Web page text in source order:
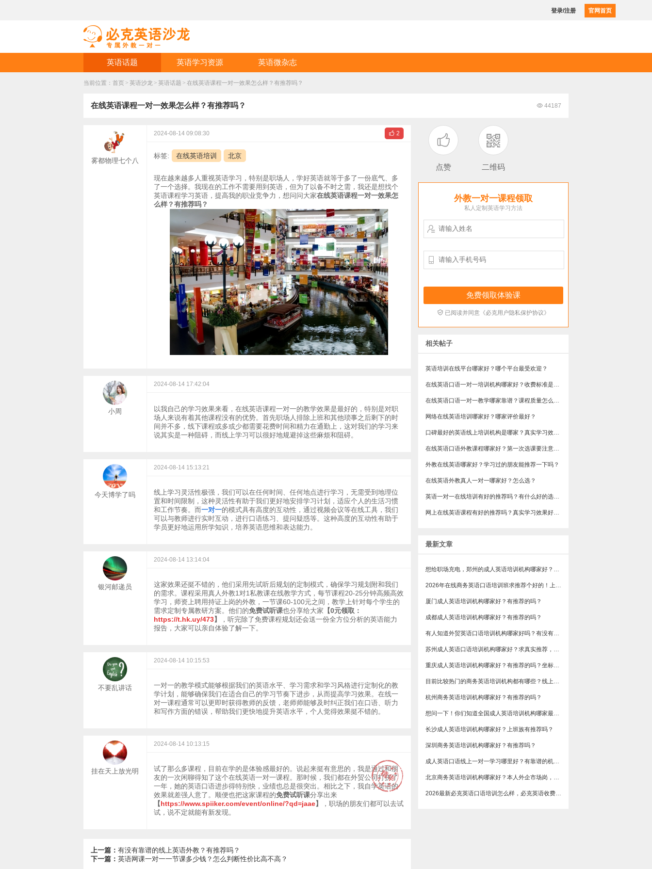
登录/注册 官网首页
英语话题 英语学习资源 英语微杂志
当前位置： 首页 > 英语沙龙 > 英语话题 > 在线英语课程一对一效果怎么样？有推荐吗？
 44187
在线英语课程一对一效果怎么样？有推荐吗？

点赞 二维码
外教一对一课程领取
私人定制英语学习方法


 已阅读并同意《必克用户隐私保护协议》
相关帖子
英语培训在线平台哪家好？哪个平台最受欢迎？
在线英语口语一对一培训机构哪家好？收费标准是多少？
在线英语口语一对一教学哪家靠谱？课程质量怎么样？效果好吗？
​网络在线英语培训哪家好？哪家评价最好？
​口碑最好的英语线上培训机构是哪家？真实学习效果怎么样？
在线英语口语外教课程哪家好？第一次选课要注意什么嘛？
外教在线英语哪家好？学习过的朋友能推荐一下吗？
​在线英语外教真人一对一哪家好？怎么选？
​英语一对一在线培训有好的推荐吗？有什么好的选择建议？
网上在线英语课程有好的推荐吗？真实学习效果好不好？
最新文章
想给职场充电，郑州的成人英语培训机构哪家好？求真实体验，广告勿扰，感谢！
2026年在线商务英语口语培训班求推荐个好的！上班族急需，哪家好？
厦门成人英语培训机构哪家好？有推荐的吗？
成都成人英语培训机构哪家好？有推荐的吗？
有人知道外贸英语口语培训机构哪家好吗？有没有排行榜参考一下？最好说下费用
苏州成人英语口语培训机构哪家好？求真实推荐，广告勿扰，谢谢！
重庆成人英语培训机构哪家好？有推荐的吗？坐标重庆，目前在解放碑一家外贸公司做跟单
目前比较热门的商务英语培训机构都有哪些？线上好吗？还是线下呢？
杭州商务英语培训机构哪家好？有推荐的吗？
想问一下！你们知道全国成人英语培训机构哪家最好吗？收费多少呢？
长沙成人英语培训机构哪家好？上班族有推荐吗？
深圳商务英语培训机构哪家好？有推荐吗？
成人英语口语线上一对一学习哪里好？有靠谱的机构可以推荐吗？
​北京商务英语培训机构哪家好？本人外企市场岗，急需提升谈判和汇报口语，求真实体验分享，广告勿扰，谢谢
2026最新必克英语口语培训怎么样，必克英语收费价格多少？
雾都物理七个八
 2
2024-08-14 09:08:30
标签: 在线英语培训 北京
现在越来越多人重视英语学习，特别是职场人，学好英语就等于多了一份底气、多
了一个选择。我现在的工作不需要用到英语，但为了以备不时之需，我还是想找个
英语课程学习英语，提高我的职业竞争力，想问问大家在线英语课程一对一效果怎
么样？有推荐吗？
小周
2024-08-14 17:42:04
以我自己的学习效果来看，在线英语课程一对一的教学效果是最好的，特别是对职
场人来说有着其他课程没有的优势。首先职场人排除上班和其他琐事之后剩下的时
间并不多，线下课程或多或少都需要花费时间和精力在通勤上，这对我们的学习来
说其实是一种阻碍，而线上学习可以很好地规避掉这些麻烦和阻碍。
今天博学了吗
2024-08-14 15:13:21
线上学习灵活性极强，我们可以在任何时间、任何地点进行学习，无需受到地理位
置和时间限制，这种灵活性有助于我们更好地安排学习计划，适应个人的生活习惯
和工作节奏。而一对一的模式具有高度的互动性，通过视频会议等在线工具，我们
可以与教师进行实时互动，进行口语练习、提问疑惑等。这种高度的互动性有助于
学员更好地运用所学知识，培养英语思维和表达能力。
银河邮递员
2024-08-14 13:14:04
这家效果还挺不错的，他们采用先试听后规划的定制模式，确保学习规划附和我们
的需求。课程采用真人外教1对1私教课在线教学方式，每节课程20-25分钟高频高效
学习，师资上聘用持证上岗的外教，一节课60-100元之间，教学上针对每个学生的
需求定制专属教研方案。他们的免费试听课也分享给大家 【0元领取：
https://t.hk.uy/473】
，听完除了免费课程规划还会送一份全方位分析的英语能力
报告，大家可以亲自体验了解一下。
不要乱讲话
2024-08-14 10:15:53
一对一的教学模式能够根据我们的英语水平、学习需求和学习风格进行定制化的教
学计划，能够确保我们在适合自己的学习节奏下进步，从而提高学习效果。在线一
对一课程通常可以更即时获得教师的反馈，老师师能够及时纠正我们在口语、听力
和写作方面的错误，帮助我们更快地提升英语水平，个人觉得效果挺不错的。
挂在天上放光明
2024-08-14 10:13:15
试了那么多课程，目前在学的是体验感最好的。说起来挺有意思的，我是通过和朋
友的一次闲聊得知了这个在线英语一对一课程。那时候，我们都在外贸公司打拼了
一年，她的英语口语进步得特别快，业绩也总是很突出。相比之下，我自学英语的
效果就差强人意了。顺便也把这家课程的免费试听课分享出来
【https://www.spiiker.com/event/online/?qd=jaae】
，职场的朋友们都可以去试
试，说不定就能有新发现。
上一篇： 有没有靠谱的线上英语外教？有推荐吗？
下一篇： 英语网课一对一一节课多少钱？怎么判断性价比高不高？